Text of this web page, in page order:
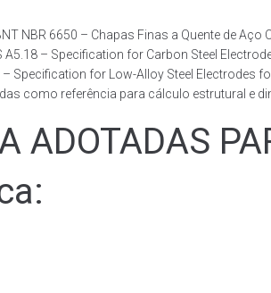
NBR 6650 – Chapas Finas a Quente de
– Specification for Carbon Steel
for Low-Alloy Steel Electrodes
como referência para cálculo estrutural e
ADOTADAS